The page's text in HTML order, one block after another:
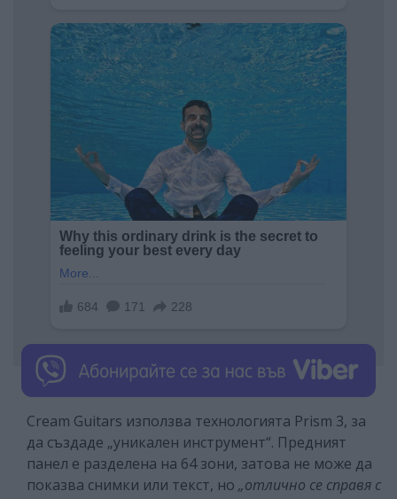
Cream Guitars използва технологията Prism 3, за
да създаде „уникален инструмент“. Предният
панел е разделена на 64 зони, затова не може да
показва снимки или текст, но „отлично се справя с